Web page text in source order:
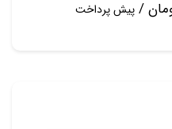
پیش پرداخت